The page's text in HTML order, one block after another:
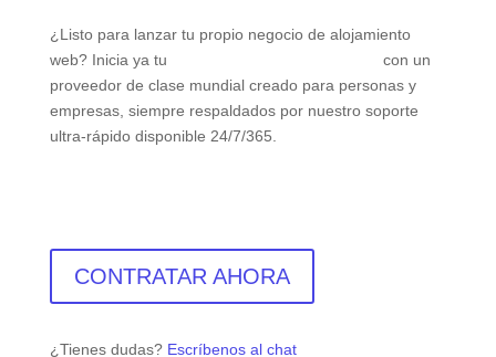
¿Listo para lanzar tu propio negocio de alojamiento
web? Inicia ya tu
con un
proveedor de clase mundial creado para personas y
empresas, siempre respaldados por nuestro soporte
ultra-rápido disponible 24/7/365.
CONTRATAR AHORA
¿Tienes dudas? Escríbenos al chat